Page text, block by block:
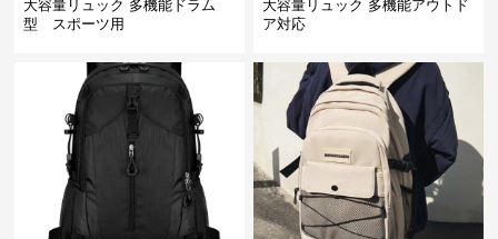
大容量リュック 多機能ドラム
型 スポーツ用
大容量リュック 多機能アウトド
ア対応